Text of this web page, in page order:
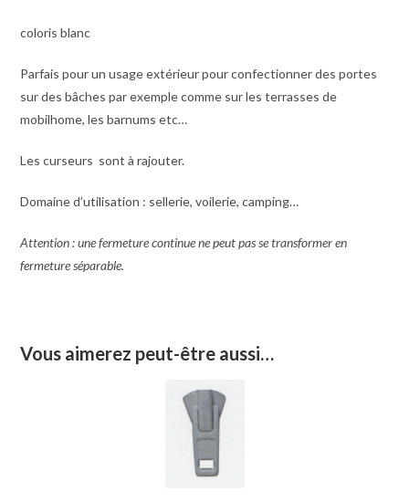
coloris blanc
Parfais pour un usage extérieur pour confectionner des portes
sur des bâches par exemple comme sur les terrasses de
mobilhome, les barnums etc…
Les curseurs sont à rajouter.
Domaine d’utilisation : sellerie, voilerie, camping…
Attention : une fermeture continue ne peut pas se transformer en
fermeture séparable.
Vous aimerez peut-être aussi…